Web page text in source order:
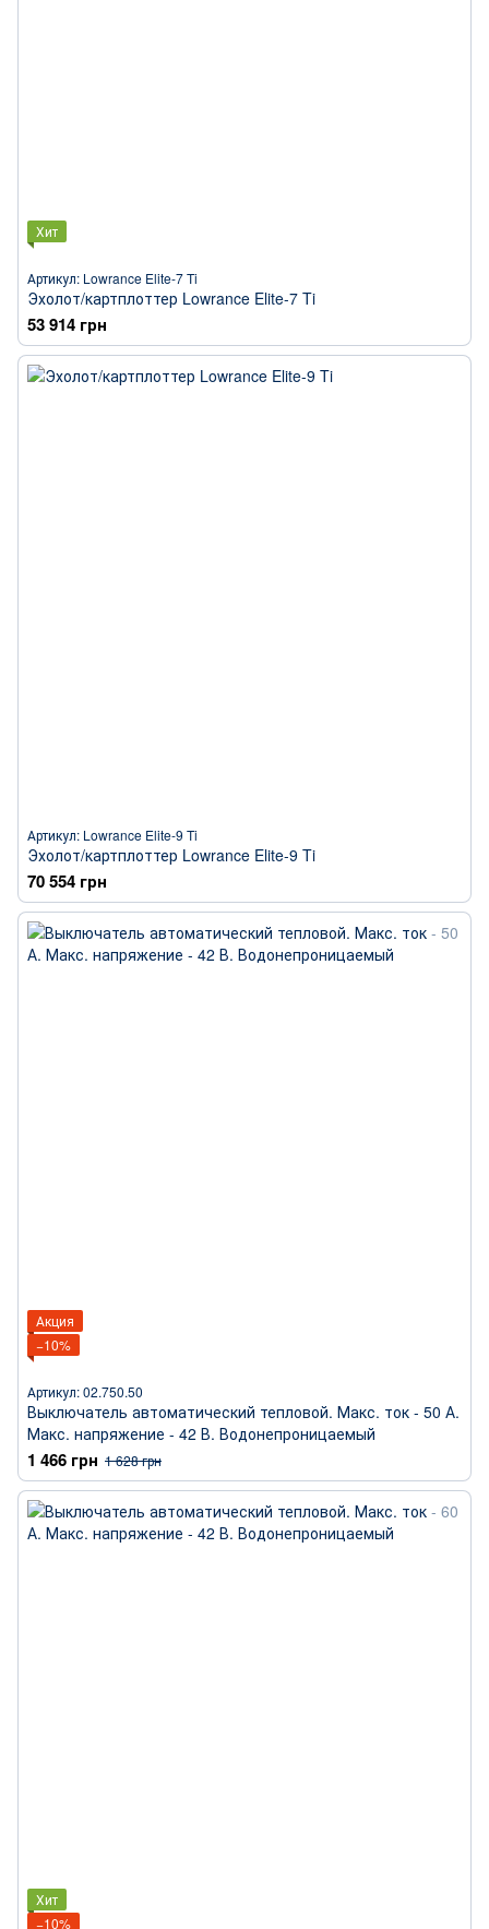
Хит
Артикул: Lowrance Elite-7 Ti
Эхолот/картплоттер Lowrance Elite-7 Ti
53 914 грн
Артикул: Lowrance Elite-9 Ti
Эхолот/картплоттер Lowrance Elite-9 Ti
70 554 грн
Акция
−10%
Артикул: 02.750.50
Выключатель автоматический тепловой. Макс. ток - 50 А.
Макс. напряжение - 42 В. Водонепроницаемый
1 466 грн 1 628 грн
Хит
−10%